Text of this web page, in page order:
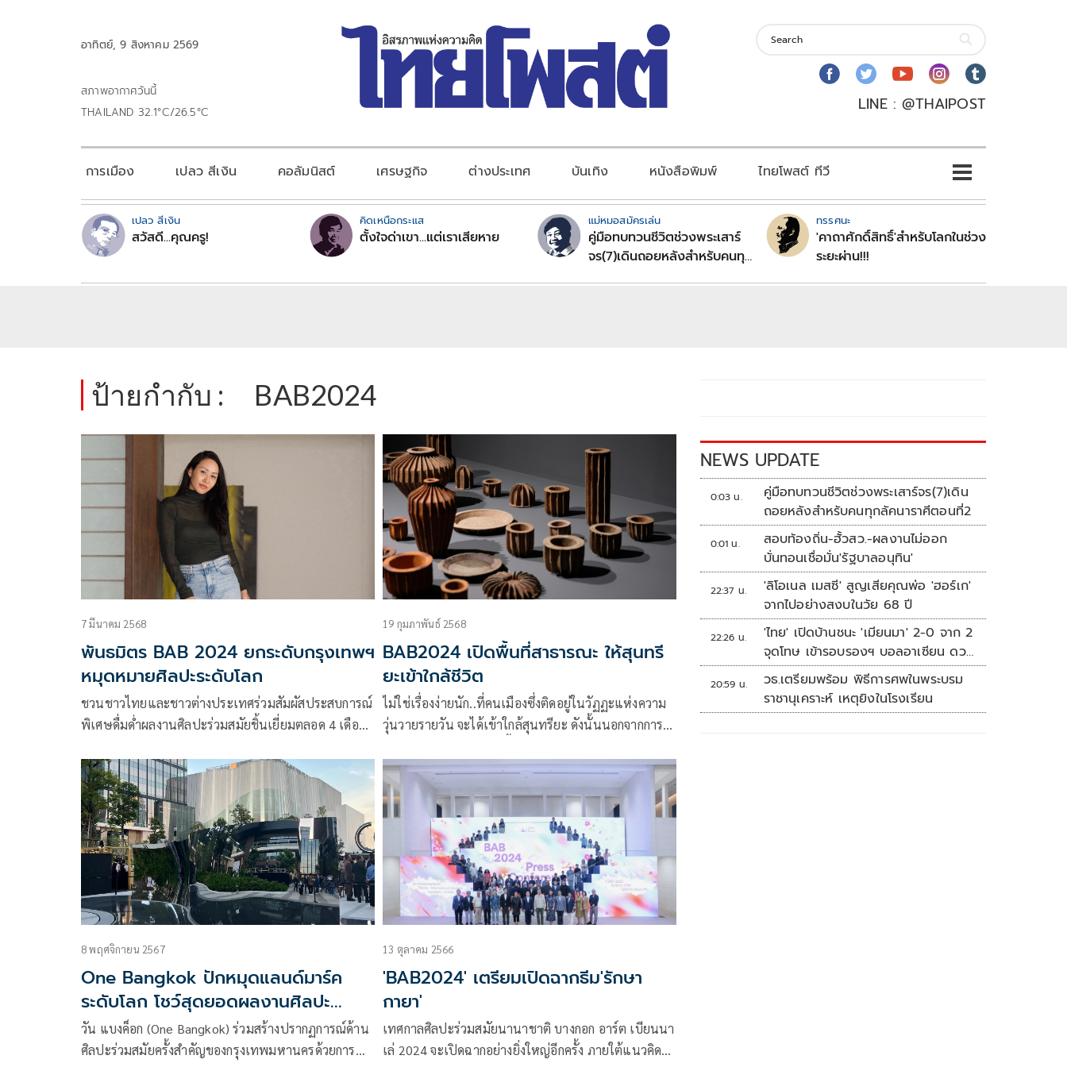
อาทิตย์, 9 สิงหาคม 2569
สภาพอากาศวันนี้
THAILAND 32.1°C/26.5°C
LINE : @THAIPOST
การเมือง เปลว สีเงิน คอลัมนิสต์ เศรษฐกิจ ต่างประเทศ บันเทิง หนังสือพิมพ์ ไทยโพสต์ ทีวี
เปลว สีเงิน
สวัสดี...คุณครู!
คิดเหนือกระแส
ตั้งใจด่าเขา...แต่เราเสียหาย
แม่หมอสมัครเล่น
คู่มือทบทวนชีวิตช่วงพระเสาร์
จร(7)เดินถอยหลังสำหรับคนทุก
ทรรศนะ
'คาถาศักดิ์สิทธิ์'สำหรับโลกในช่วง
ระยะผ่าน!!!
ป้ายกำกับ : BAB2024
7 มีนาคม 2568
พันธมิตร BAB 2024 ยกระดับกรุงเทพฯ
หมุดหมายศิลปะระดับโลก
ชวนชาวไทยและชาวต่างประเทศร่วมสัมผัสประสบการณ์
พิเศษดื่มด่ำผลงานศิลปะร่วมสมัยชิ้นเยี่ยมตลอด 4 เดือน
เบียนนาเล่ 2024 (BAB 2024)
19 กุมภาพันธ์ 2568
BAB2024 เปิดพื้นที่สาธารณะ ให้สุนทรี
ยะเข้าใกล้ชีวิต
ไม่ใช่เรื่องง่ายนัก..ที่คนเมืองซึ่งติดอยู่ในวัฏฏะแห่งความ
วุ่นวายรายวัน จะได้เข้าใกล้สุนทรียะ ดังนั้นนอกจากการ
8 พฤศจิกายน 2567
One Bangkok ปักหมุดแลนด์มาร์ค
ระดับโลก โชว์สุดยอดผลงานศิลปะ
BAB2024
วัน แบงค็อก (One Bangkok) ร่วมสร้างปรากฏการณ์ด้าน
ศิลปะร่วมสมัยครั้งสำคัญของกรุงเทพมหานครด้วยการ
13 ตุลาคม 2566
'BAB2024' เตรียมเปิดฉากธีม'รักษา
กายา'
เทศกาลศิลปะร่วมสมัยนานาชาติ บางกอก อาร์ต เบียนนา
เล่ 2024 จะเปิดฉากอย่างยิ่งใหญ่อีกครั้ง ภายใต้แนวคิด
NEWS UPDATE
0:03 น.
คู่มือทบทวนชีวิตช่วงพระเสาร์จร(7)เดิน
ถอยหลังสำหรับคนทุกลัคนาราศีตอนที่2
0:01 น.
สอบท้องถิ่น-ฮั้วสว.-ผลงานไม่ออก
บั่นทอนเชื่อมั่น'รัฐบาลอนุทิน'
22:37 น.
'ลิโอเนล เมสซี' สูญเสียคุณพ่อ 'ฮอร์เก'
จากไปอย่างสงบในวัย 68 ปี
22:26 น.
'ไทย' เปิดบ้านชนะ 'เมียนมา' 2-0 จาก 2
จุดโทษ เข้ารอบรองฯ บอลอาเซียน ดวล
'สิงคโปร์'
20:59 น.
วธ.เตรียมพร้อม พิธีการศพในพระบรม
ราชานุเคราะห์ เหตุยิงในโรงเรียน